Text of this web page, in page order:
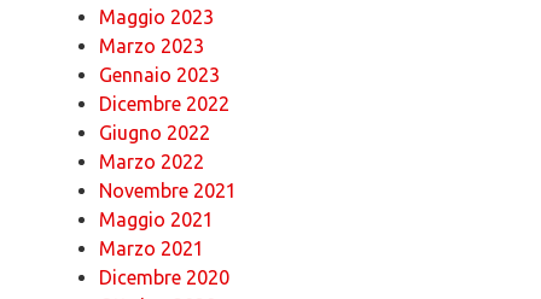
Maggio 2023
Marzo 2023
Gennaio 2023
Dicembre 2022
Giugno 2022
Marzo 2022
Novembre 2021
Maggio 2021
Marzo 2021
Dicembre 2020